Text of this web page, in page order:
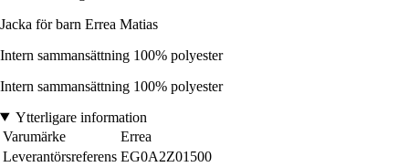
Jacka för barn Errea Matias
Intern sammansättning 100% polyester
Intern sammansättning 100% polyester
Ytterligare information
Varumärke
Errea
Leverantörsreferens EG0A2Z01500